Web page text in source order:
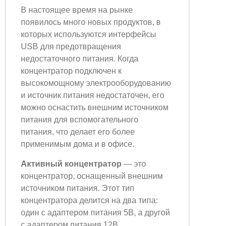
В настоящее время на рынке
появилось много новых продуктов, в
которых используются интерфейсы
USB для предотвращения
недостаточного питания. Когда
концентратор подключен к
высокомощному электрооборудованию
и источник питания недостаточен, его
можно оснастить внешним источником
питания для вспомогательного
питания, что делает его более
применимым дома и в офисе.
Активный концентратор — это
концентратор, оснащенный внешним
источником питания. Этот тип
концентратора делится на два типа:
один с адаптером питания 5В, а другой